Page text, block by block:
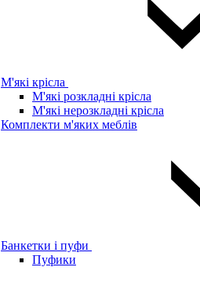
М'які крісла
М'які розкладні крісла
М'які нерозкладні крісла
Комплекти м'яких меблів
Банкетки і пуфи
Пуфики